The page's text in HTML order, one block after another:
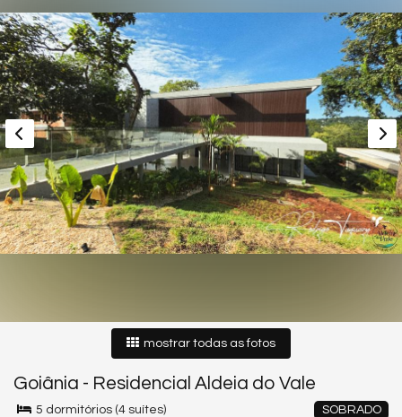
mostrar todas as fotos
Goiânia - Residencial Aldeia do Vale
SOBRADO
5 dormitórios (4 suítes)